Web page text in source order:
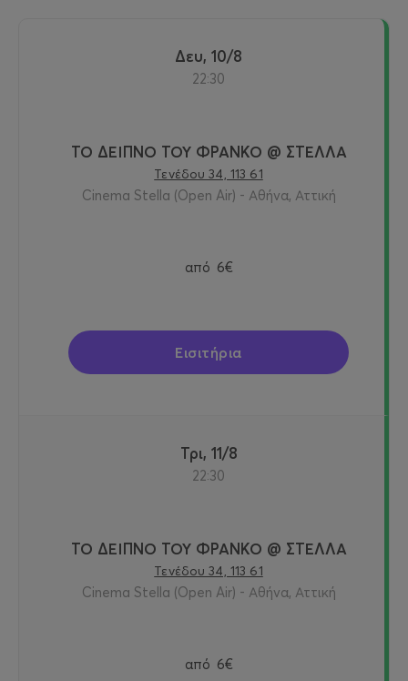
Δευ, 10/8
22:30
ΤΟ ΔΕΙΠΝΟ ΤΟΥ ΦΡΑΝΚΟ @ ΣΤΕΛΛΑ
Τενέδου 34, 113 61
Cinema Stella (Open Air) - Αθήνα, Αττική
από 6€
Εισιτήρια
Τρι, 11/8
22:30
ΤΟ ΔΕΙΠΝΟ ΤΟΥ ΦΡΑΝΚΟ @ ΣΤΕΛΛΑ
Τενέδου 34, 113 61
Cinema Stella (Open Air) - Αθήνα, Αττική
από 6€